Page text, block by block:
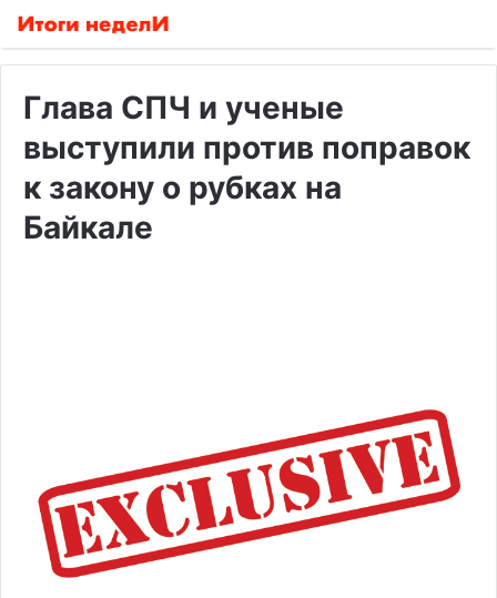
Глава СПЧ и ученые
выступили против поправок
к закону о рубках на
Байкале